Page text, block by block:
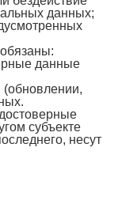
данных;
данные
субъекте
несут